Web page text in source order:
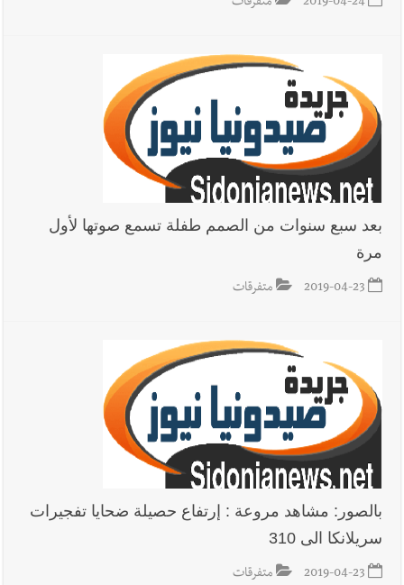
بعد سبع سنوات من الصمم طفلة تسمع صوتها لأول
مرة
2019-04-23 متفرقات
بالصور: مشاهد مروعة : إرتفاع حصيلة ضحايا تفجيرات
سريلانكا الى 310
2019-04-23 متفرقات